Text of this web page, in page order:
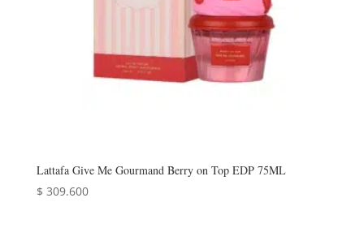
Lattafa Give Me Gourmand Berry on Top EDP 75ML
$ 309.600